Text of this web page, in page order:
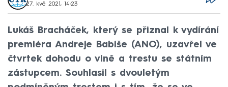
27. kvě 2021, 14:23
Lukáš Bracháček, který se přiznal k vydírání
premiéra Andreje Babiše (ANO), uzavřel ve
čtvrtek dohodu o vině a trestu se státním
zástupcem. Souhlasil s dvouletým